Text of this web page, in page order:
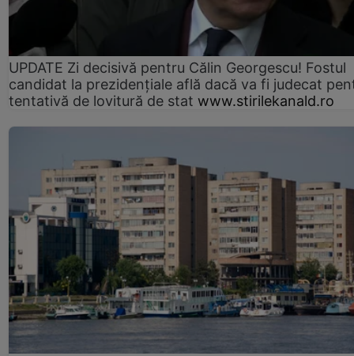
UPDATE Zi decisivă pentru Călin Georgescu! Fostul
candidat la prezidențiale află dacă va fi judecat
tentativă de lovitură de stat www.stirilekanald.ro